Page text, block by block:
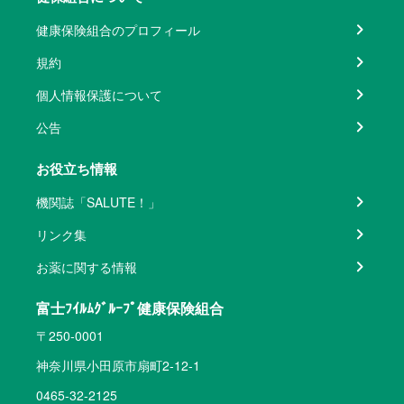
健康保険組合のプロフィール
規約
個人情報保護について
公告
お役立ち情報
機関誌「SALUTE！」
リンク集
お薬に関する情報
富士ﾌｲﾙﾑｸﾞﾙｰﾌﾟ健康保険組合
〒250-0001
神奈川県小田原市扇町2-12-1
0465-32-2125